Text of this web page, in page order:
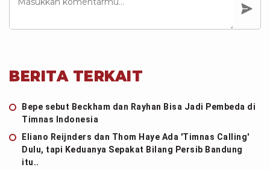
BERITA TERKAIT
Bepe sebut Beckham dan Rayhan Bisa Jadi Pembeda di
Timnas Indonesia
Eliano Reijnders dan Thom Haye Ada 'Timnas Calling'
Dulu, tapi Keduanya Sepakat Bilang Persib Bandung
itu..